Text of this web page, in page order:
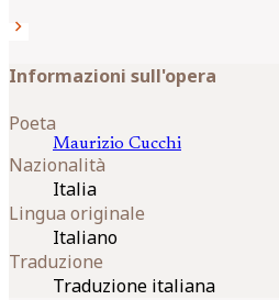
chevron_right
Informazioni sull'opera
Poeta
Maurizio Cucchi
Nazionalità
Italia
Lingua originale
Italiano
Traduzione
Traduzione italiana